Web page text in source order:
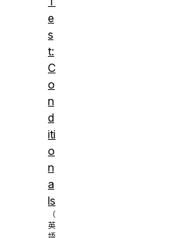
e
s
t:
C
o
n
d
iti
o
n
a
ls